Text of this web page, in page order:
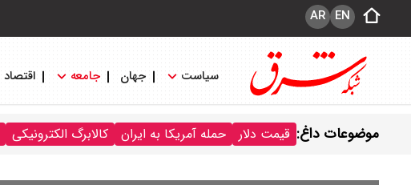
EN
AR
سیاست جهان جامعه اقتصاد
موضوعات داغ: قیمت دلار حمله آمریکا به ایران کالابرگ الکترونیکی